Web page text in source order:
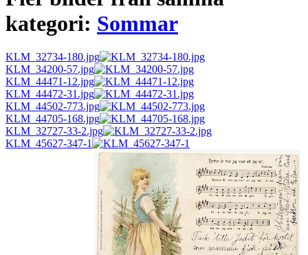
kategori: Sommar
KLM_32734-180.jpg
KLM_34200-57.jpg
KLM_44471-12.jpg
KLM_44472-31.jpg
KLM_44502-773.jpg
KLM_44705-168.jpg
KLM_32727-33-2.jpg
KLM_45627-347-1